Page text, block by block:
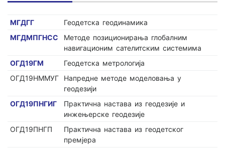
МГДГГ
Геодетска геодинамика
МГДМПГНСС
Методе позиционирања глобалним
навигационим сателитским системима
ОГД19ГМ
Геодетска метрологија
ОГД19НММУГ
Напредне методе моделовања у
геодезији
ОГД19ПНГИГ
Практична настава из геодезије и
инжењерске геодезије
ОГД19ПНГП
Практична настава из геодетског
премјера